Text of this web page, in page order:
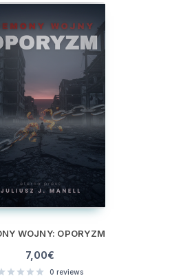
WOJNY: OPORYZM
7,00€
0 reviews